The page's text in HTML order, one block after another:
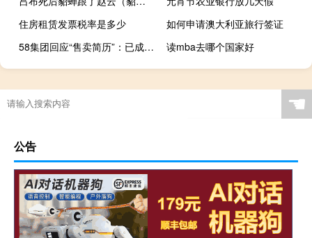
住房租赁发票税率是多少
如何申请澳大利亚旅行签证
58集团回应“售卖简历”：已成立专项调查小组
读mba去哪个国家好
☚
公告